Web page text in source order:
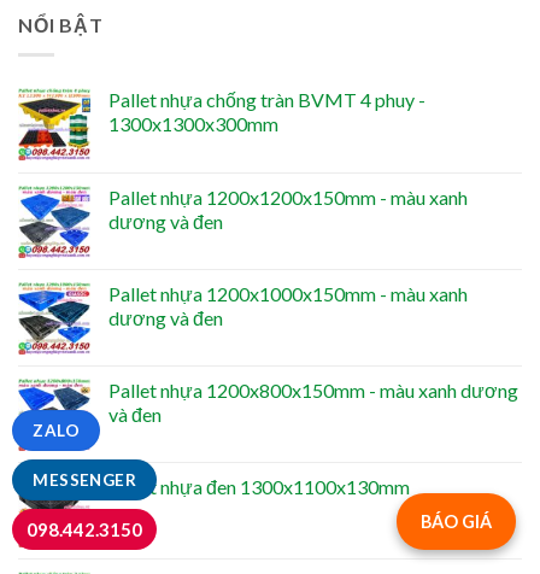
NỔI BẬT
Pallet nhựa chống tràn BVMT 4 phuy -
1300x1300x300mm
Pallet nhựa 1200x1200x150mm - màu xanh
dương và đen
Pallet nhựa 1200x1000x150mm - màu xanh
dương và đen
Pallet nhựa 1200x800x150mm - màu xanh dương
và đen
Pallet nhựa đen 1300x1100x130mm
BÁO GIÁ
MESSENGER
ZALO
098.442.3150